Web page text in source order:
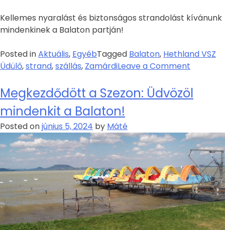
Kellemes nyaralást és biztonságos strandolást kívánunk
mindenkinek a Balaton partján!
Posted inAktuális, EgyébTagged Balaton, Hethland VSZ
Üdülő,strand,szállás, ZamárdiLeave a Comment
Megkezdődött a Szezon: Üdvözöl
mindenkit a Balaton!
Posted onjúnius 5, 2024 by Máté